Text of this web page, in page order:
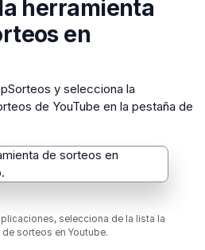
herramienta
en
y selecciona la
de YouTube en la pestaña de
selecciona de la lista la
de sorteos en Youtube.